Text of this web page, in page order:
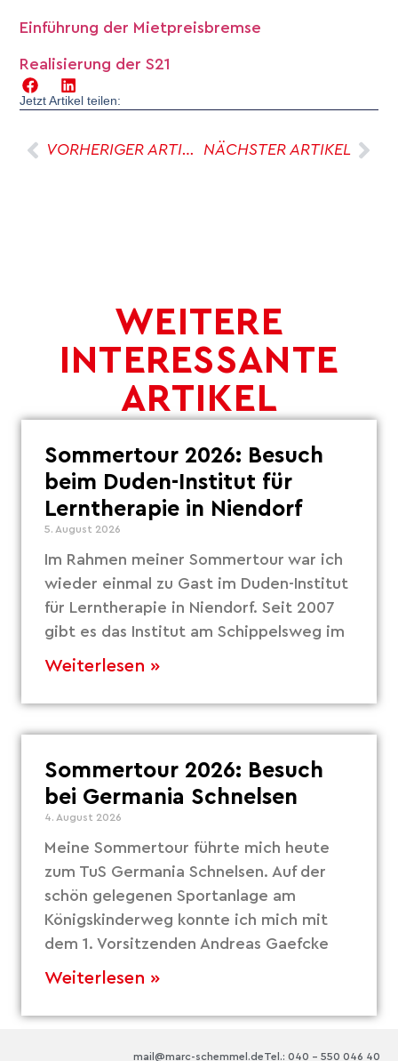
Einführung der Mietpreisbremse
Realisierung der S21
Jetzt Artikel teilen:
VORHERIGER ARTIKEL NÄCHSTER ARTIKEL
WEITERE
INTERESSANTE
ARTIKEL
Sommertour 2026: Besuch
beim Duden-Institut für
Lerntherapie in Niendorf
5. August 2026
Im Rahmen meiner Sommertour war ich
wieder einmal zu Gast im Duden-Institut
für Lerntherapie in Niendorf. Seit 2007
gibt es das Institut am Schippelsweg im
Weiterlesen »
Sommertour 2026: Besuch
bei Germania Schnelsen
4. August 2026
Meine Sommertour führte mich heute
zum TuS Germania Schnelsen. Auf der
schön gelegenen Sportanlage am
Königskinderweg konnte ich mich mit
dem 1. Vorsitzenden Andreas Gaefcke
Weiterlesen »
Tel.: 040 – 550 046 40
mail@marc-schemmel.de